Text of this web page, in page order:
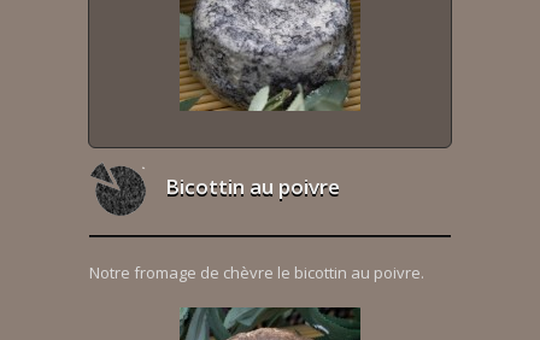
Bicottin au poivre
Notre fromage de chèvre le bicottin au poivre.